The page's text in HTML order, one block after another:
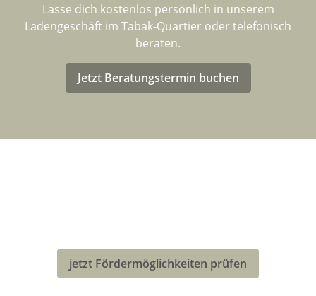
Lasse dich kostenlos persönlich in unserem
Ladengeschäft im Tabak-Quartier oder telefonisch
beraten.
Jetzt Beratungstermin buchen
jetzt Fördermöglichkeiten prüfen